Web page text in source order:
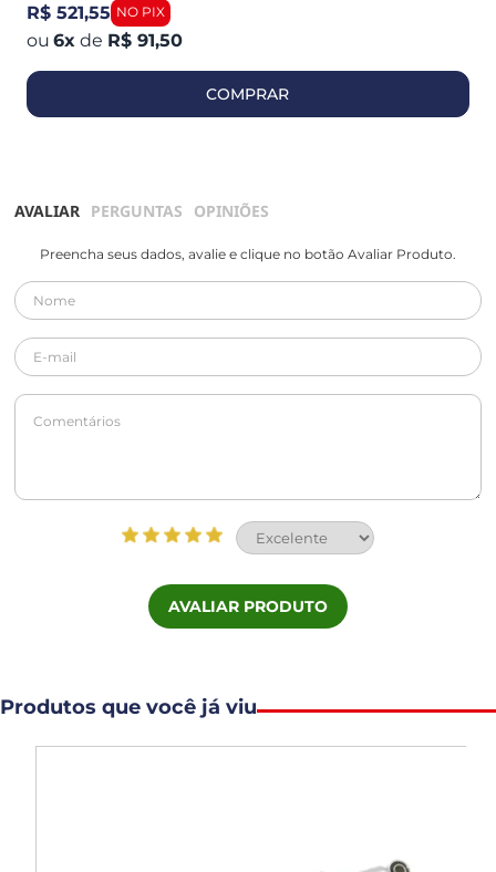
R$ 521,55
6x de R$ 91,50
COMPRAR
AVALIAR PERGUNTAS OPINIÕES
Preencha seus dados, avalie e clique no botão Avaliar Produto.
AVALIAR PRODUTO
Produtos que você já viu